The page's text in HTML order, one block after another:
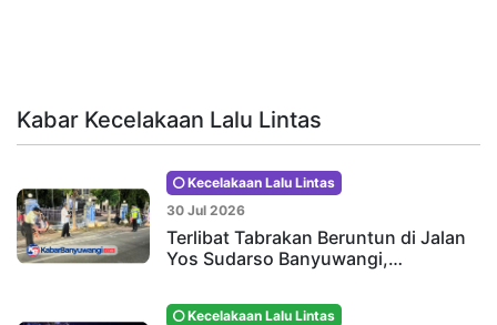
Kabar Kecelakaan Lalu Lintas
Kecelakaan Lalu Lintas
30 Jul 2026
Terlibat Tabrakan Beruntun di Jalan
Yos Sudarso Banyuwangi,…
Kecelakaan Lalu Lintas